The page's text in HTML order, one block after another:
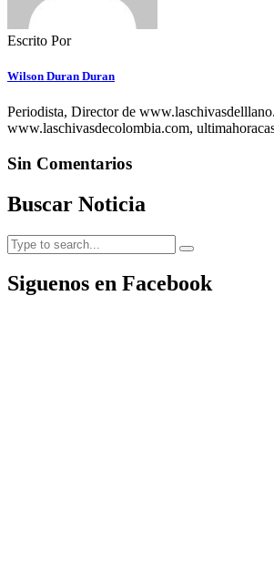
Escrito Por
Wilson Duran Duran
Periodista, Director de
www.laschivasdecolombia.com,
Sin Comentarios
Buscar Noticia
Siguenos en Facebook